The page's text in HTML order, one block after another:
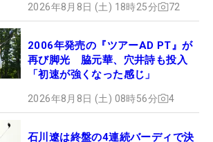
2026年8月8日 (土) 18時25分 72
2006年発売の『ツアーAD PT』が
再び脚光 脇元華、穴井詩も投入
「初速が強くなった感じ」
2026年8月8日 (土) 08時56分 4
石川遼は終盤の4連続バーディで決